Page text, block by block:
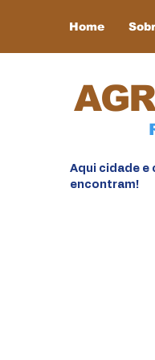
Home
Aqui cidade e
encontram!